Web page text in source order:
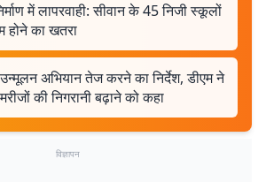
में लापरवाही: सीवान के 45 निजी स्कूलों
होने का खतरा
उन्मूलन अभियान तेज करने का निर्देश, डीएम ने
की निगरानी बढ़ाने को कहा
विज्ञापन